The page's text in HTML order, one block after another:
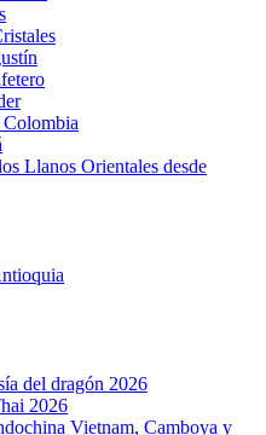
Colombia
Llanos Orientales desde
del dragón 2026
2026
Vietnam, Camboya y